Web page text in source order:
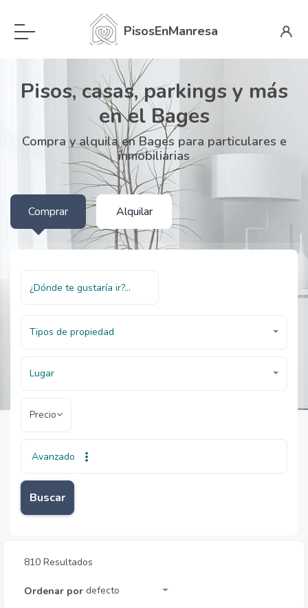
PisosEnManresa
Pisos, casas, parkings y más
en el Bages
Compra y alquila en Bages para particulares e
inmobiliarias
Comprar Alquilar
Tipos de propiedad
Lugar
Precio
Avanzado
Buscar
Inicio Inmobiliarias
Inmobiliarias
810 Resultados
Ordenar por defecto